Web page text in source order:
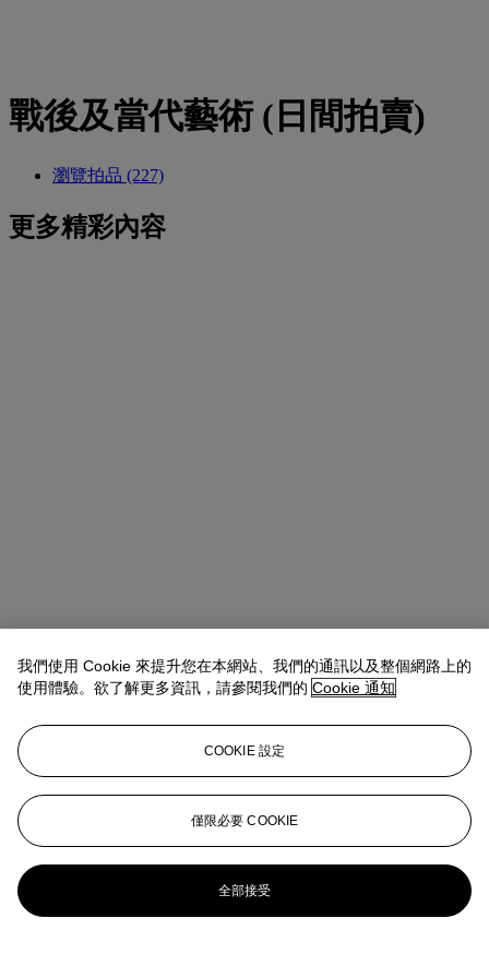
戰後及當代藝術 (日間拍賣)
瀏覽拍品 (227)
更多精彩內容
我們使用 Cookie 來提升您在本網站、我們的通訊以及整個網路上的
使用體驗。欲了解更多資訊，請參閱我們的 Cookie 通知
COOKIE 設定
僅限必要 COOKIE
全部接受